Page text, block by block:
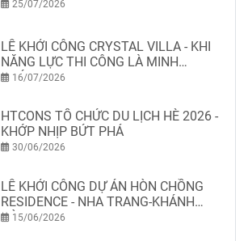
25/07/2026
LỄ KHỞI CÔNG CRYSTAL VILLA - KHI
NĂNG LỰC THI CÔNG LÀ MINH
CHỨNG
16/07/2026
HTCONS TỔ CHỨC DU LỊCH HÈ 2026 -
KHỚP NHỊP BỨT PHÁ
30/06/2026
LỄ KHỞI CÔNG DỰ ÁN HÒN CHỒNG
RESIDENCE - NHA TRANG-KHÁNH
HÒA15/06/2026